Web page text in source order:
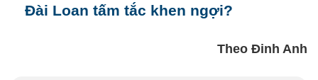
Đài Loan tấm tắc khen ngợi?
Theo Đinh Anh